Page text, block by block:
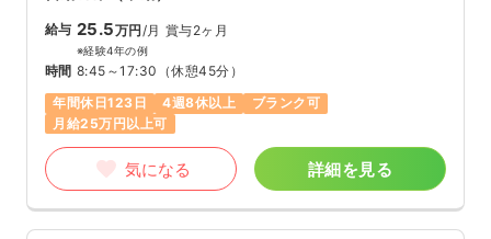
給与 25.5万円/月 賞与2ヶ月
※経験4年の例
時間 8:45～17:30 （休憩45分）
年間休日123日
4週8休以上
ブランク可
月給25万円以上可
気になる 詳細を見る